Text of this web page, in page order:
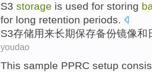
S3 storage is used for storing
for long retention periods.
S3存储用来长期保存备份镜像和
youdao
This sample PPRC setup